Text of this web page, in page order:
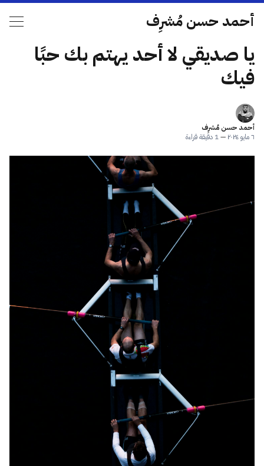
أحمد حسن مُشرِف
يا صديقي لا أحد يهتم بك حبًا
فيك
أحمد حسن مُشرِف
٦ مايو ٢٠٢٤
—1 دقيقة قراءة